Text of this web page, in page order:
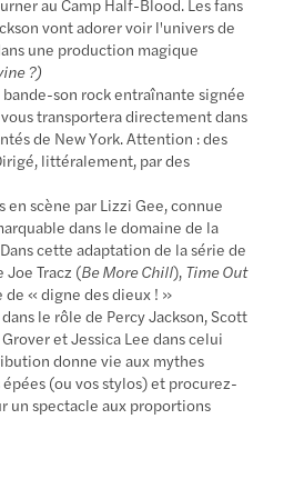
vont adorer voir l'univers de
une production magique
?)
son rock entraînante signée
transportera directement dans
de New York. Attention : des
littéralement, par des
en scène par Lizzi Gee, connue
dans le domaine de la
cette adaptation de la série de
Joe Tracz (Be More Chill), Time Out
« digne des dieux ! »
le rôle de Percy Jackson, Scott
et Jessica Lee dans celui
donne vie aux mythes
épées (ou vos stylos) et procurez-
un spectacle aux proportions